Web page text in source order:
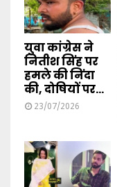
युवा कांग्रेस ने
नितीश सिंह पर
हमले की निंदा
की, दोषियों पर...
23/07/2026